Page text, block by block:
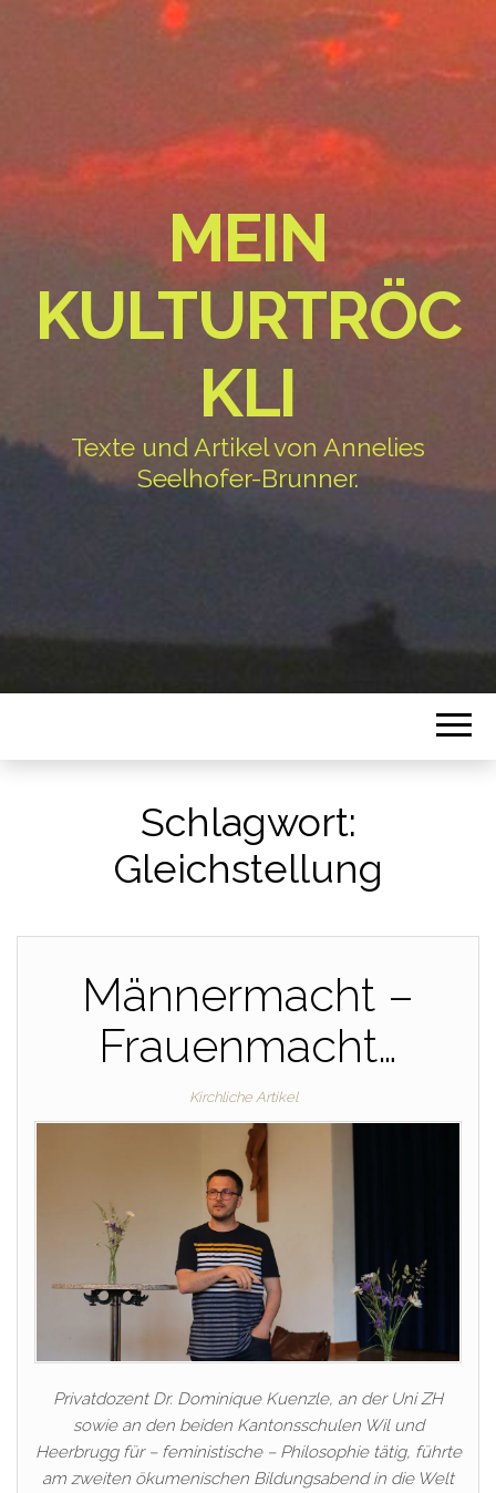
MEIN
KULTURTRÖC
KLI
Texte und Artikel von Annelies
Seelhofer-Brunner.
Schlagwort:
Gleichstellung
Männermacht –
Frauenmacht…
Kirchliche Artikel
Privatdozent Dr. Dominique Kuenzle, an der Uni ZH
sowie an den beiden Kantonsschulen Wil und
Heerbrugg für – feministische – Philosophie tätig, führte
am zweiten ökumenischen Bildungsabend in die Welt